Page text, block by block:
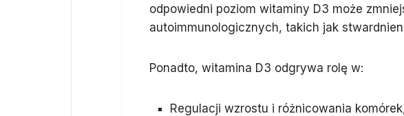
odpowiedni poziom witaminy D3 może
autoimmunologicznych, takich jak
Ponadto, witamina D3 odgrywa rolę w:
Regulacji wzrostu i różnicowania